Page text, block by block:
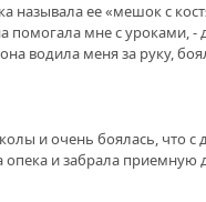
называла ее «мешок с
мне с уроками, -
водила меня за руку,
и очень боялась, что с
и забрала приемную